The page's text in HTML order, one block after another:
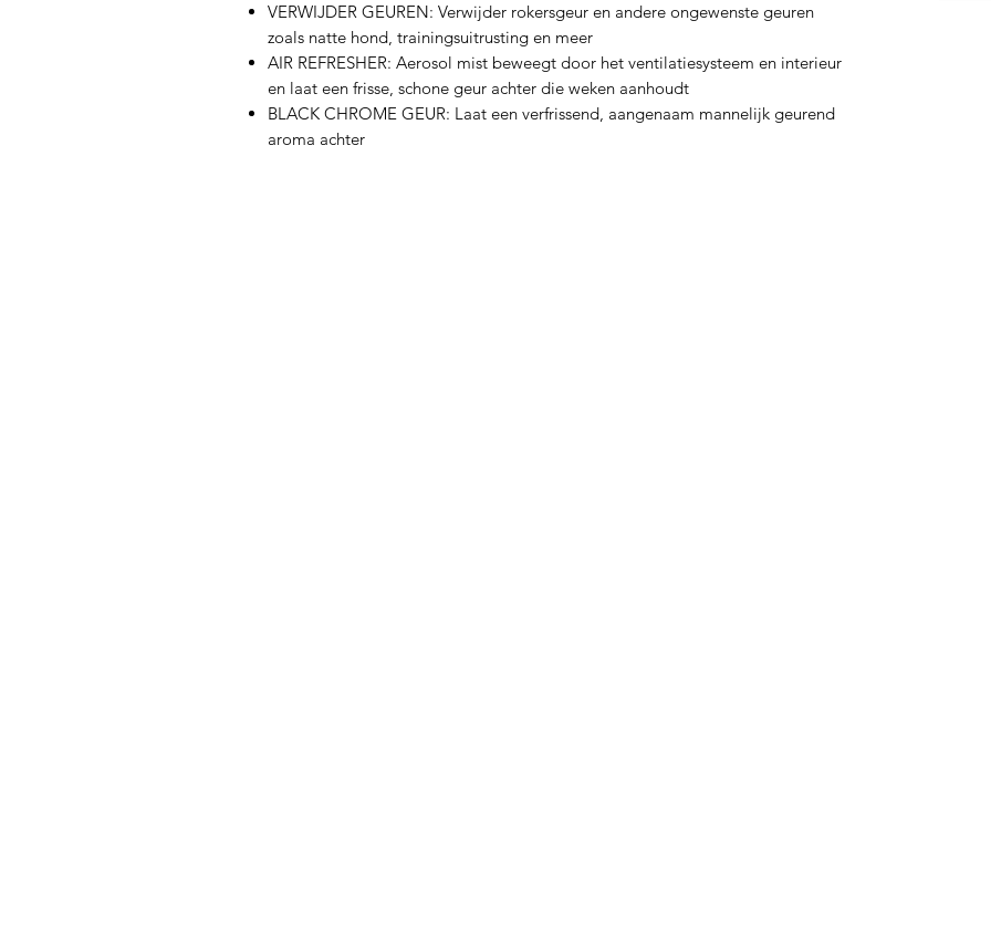
VERWIJDER GEUREN: Verwijder rokersgeur en andere ongewenste geuren
zoals natte hond, trainingsuitrusting en meer
AIR REFRESHER: Aerosol mist beweegt door het ventilatiesysteem en interieur
en laat een frisse, schone geur achter die weken aanhoudt
BLACK CHROME GEUR: Laat een verfrissend, aangenaam mannelijk geurend
aroma achter